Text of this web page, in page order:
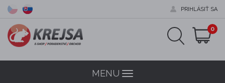
PRIHLÁSIŤ SA
0
MENU Menu